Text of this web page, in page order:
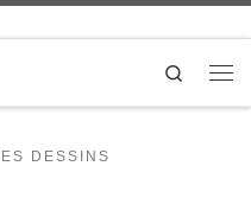
Search
DESSINS